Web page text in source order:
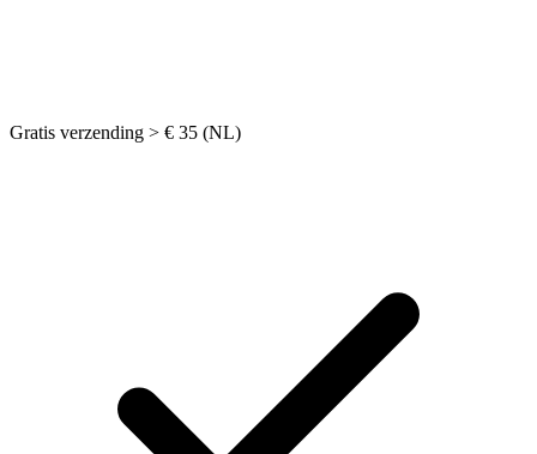
Gratis verzending > € 35 (NL)